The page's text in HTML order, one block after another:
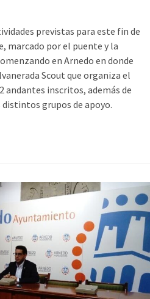
previstas para este fin de
marcado por el puente y la
en Arnedo en donde
Scout que organiza el
andantes inscritos, además de
grupos de apoyo.